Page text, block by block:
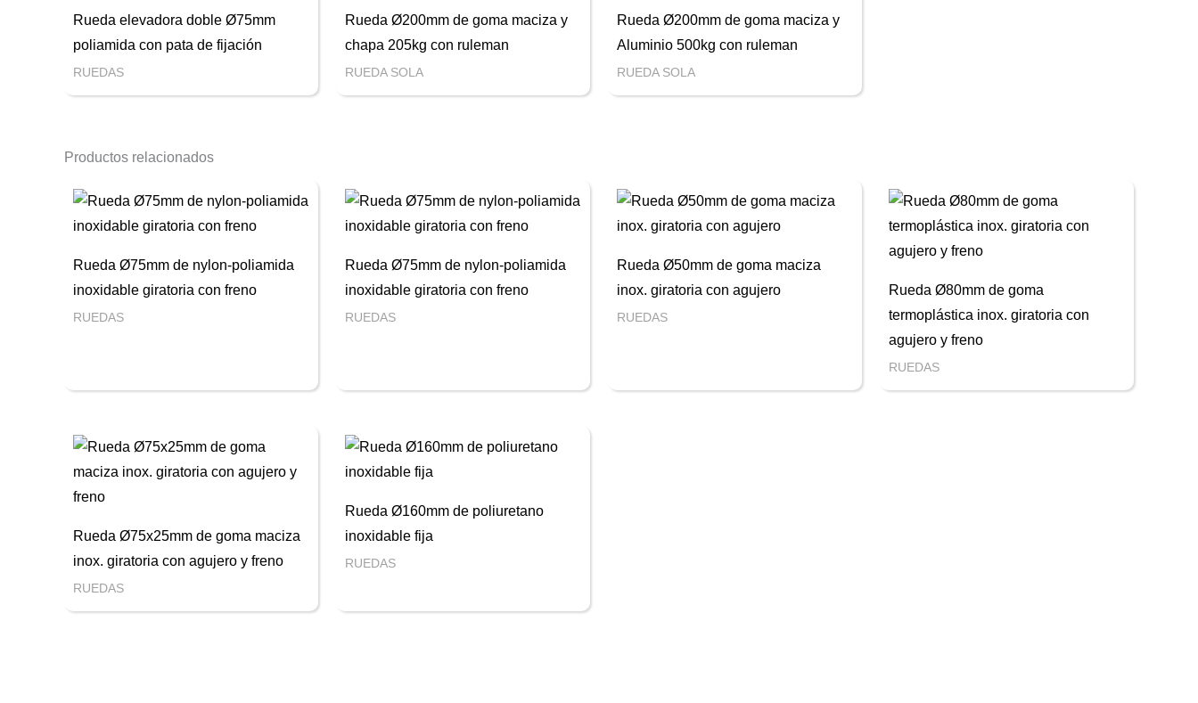
Rueda elevadora doble Ø75mm
poliamida con pata de fijación
RUEDAS
Rueda Ø200mm de goma maciza y
chapa 205kg con ruleman
RUEDA SOLA
Rueda Ø200mm de goma maciza y
Aluminio 500kg con ruleman
RUEDA SOLA
Productos relacionados
Rueda Ø75mm de nylon-poliamida
inoxidable giratoria con freno
RUEDAS
Rueda Ø75mm de nylon-poliamida
inoxidable giratoria con freno
RUEDAS
Rueda Ø50mm de goma maciza
inox. giratoria con agujero
RUEDAS
Rueda Ø80mm de goma
termoplástica inox. giratoria con
agujero y freno
RUEDAS
Rueda Ø75x25mm de goma maciza
inox. giratoria con agujero y freno
RUEDAS
Rueda Ø160mm de poliuretano
inoxidable fija
RUEDAS